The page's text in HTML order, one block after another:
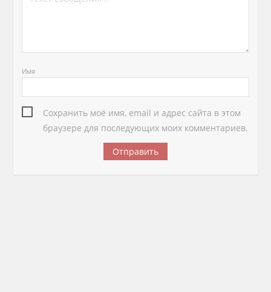
Имя
Сохранить моё имя, email и адрес сайта в этом
браузере для последующих моих комментариев.